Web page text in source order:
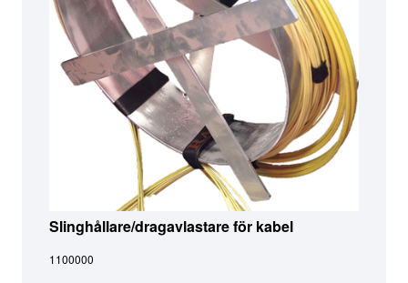
Slinghållare/dragavlastare för kabel
1100000